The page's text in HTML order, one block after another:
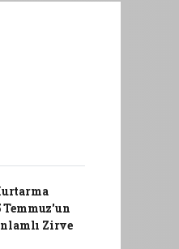
Temmuz'un
Zirve